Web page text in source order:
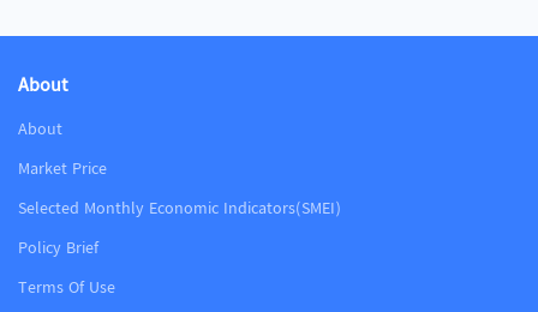
About
About
Market Price
Selected Monthly Economic Indicators(SMEI)
Policy Brief
Terms Of Use